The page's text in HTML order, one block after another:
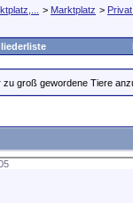
> Marktplatz >
groß gewordene Tiere